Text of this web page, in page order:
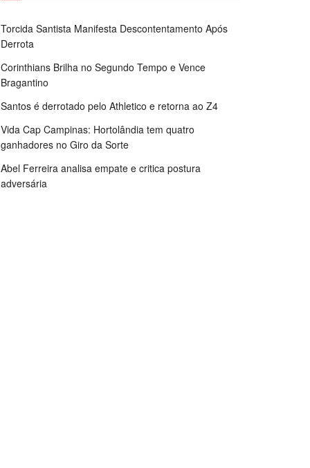
Torcida Santista Manifesta Descontentamento Após
Derrota
Corinthians Brilha no Segundo Tempo e Vence
Bragantino
Santos é derrotado pelo Athletico e retorna ao Z4
Vida Cap Campinas: Hortolândia tem quatro
ganhadores no Giro da Sorte
Abel Ferreira analisa empate e critica postura
adversária